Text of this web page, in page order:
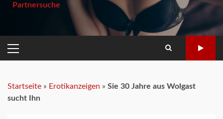
Partnersuche
PRIMARY
MENU
Startseite » Erotikanzeigen » Sie 30 Jahre aus Wolgast
sucht Ihn